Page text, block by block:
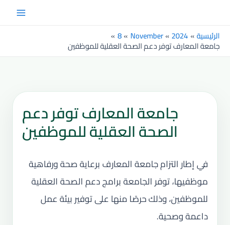
Main
الرئيسية 2024
November
8
جامعة المعارف توفر دعم الصحة العقلية للموظفين
جامعة المعارف توفر دعم
الصحة العقلية للموظفين
في إطار التزام جامعة المعارف برعاية صحة ورفاهية
موظفيها، توفر الجامعة برامج دعم الصحة العقلية
للموظفين، وذلك حرصًا منها على توفير بيئة عمل
داعمة وصحية.